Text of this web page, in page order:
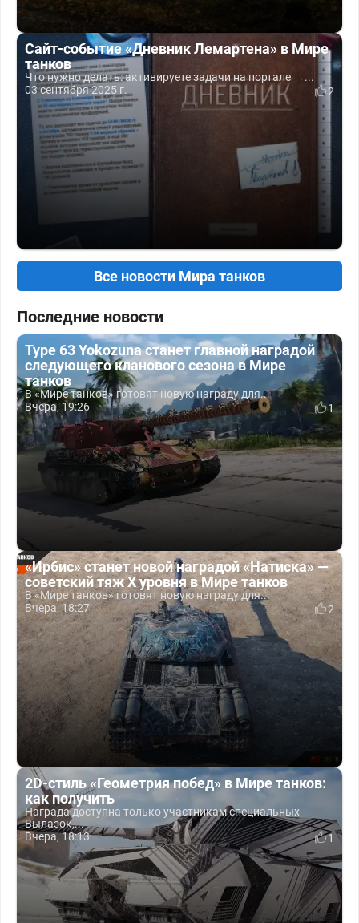
Сайт-событие «Дневник Лемартена» в Мире
танков
Что нужно делать: активируете задачи на портале →...
03 сентября 2025 г.
2
Все новости Мира танков
Последние новости
Type 63 Yokozuna станет главной наградой
следующего кланового сезона в Мире
танков
В «Мире танков» готовят новую награду для...
Вчера, 19:26
1
«Ирбис» станет новой наградой «Натиска» —
советский тяж X уровня в Мире танков
В «Мире танков» готовят новую награду для...
Вчера, 18:27
2
2D-стиль «Геометрия побед» в Мире танков:
как получить
Награда доступна только участникам специальных
Вылазок,...
Вчера, 18:13
1